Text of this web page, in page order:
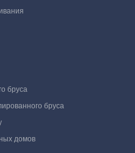
бруса
бруса
домов